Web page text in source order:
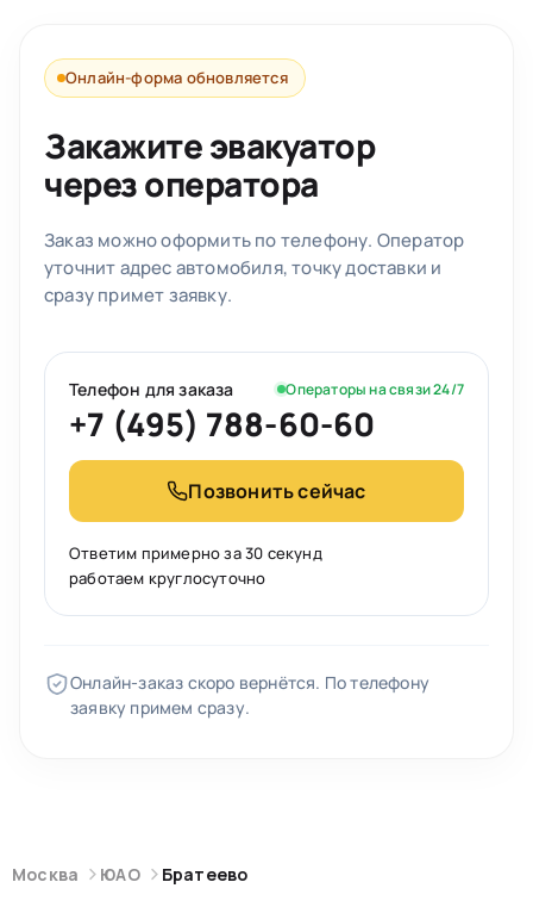
Онлайн-форма обновляется
Закажите эвакуатор
через оператора
Заказ можно оформить по телефону. Оператор
уточнит адрес автомобиля, точку доставки и
сразу примет заявку.
Телефон для заказа Операторы на связи 24/7
+7 (495) 788-60-60
Позвонить сейчас
Ответим примерно за 30 секунд
работаем круглосуточно
Онлайн-заказ скоро вернётся. По телефону
заявку примем сразу.
Москва ЮАО Братеево